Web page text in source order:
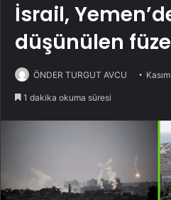
İsrail,
düşünülen
ÖNDER TURGUT AVCU
1 dakika okuma süresi